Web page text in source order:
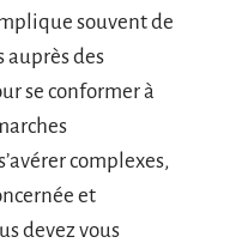
souvent de
auprès des
se conformer à
complexes,
et
devez vous